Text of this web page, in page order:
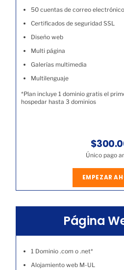
50 cuentas de correo electrónico
Certificados de seguridad SSL
Diseño web
Multi página
Galerías multimedia
Multilenguaje
*Plan incluye 1 dominio gratis el
hospedar hasta 3 dominios
Único pago
EMPEZAR
Página
1 Dominio .com o .net*
Alojamiento web M-UL